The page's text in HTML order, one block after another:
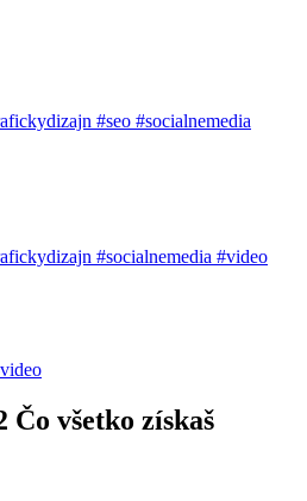
#seo #socialnemedia
#socialnemedia #video
Čo všetko získaš